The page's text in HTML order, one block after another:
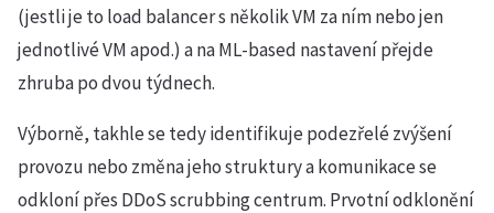
(jestli je to load balancer s několik VM za ním nebo jen
jednotlivé VM apod.) a na ML-based nastavení přejde
zhruba po dvou týdnech.
Výborně, takhle se tedy identifikuje podezřelé zvýšení
provozu nebo změna jeho struktury a komunikace se
odkloní přes DDoS scrubbing centrum. Prvotní odklonění